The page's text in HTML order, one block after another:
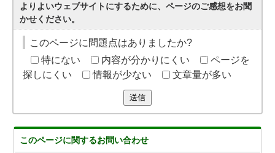
よりよいウェブサイトにするために、ページのご感想をお聞
かせください。
このページに問題点はありましたか?
特にない
内容が分かりにくい
ページを
探しにくい
情報が少ない 文章量が多い
送信
このページに関するお問い合わせ